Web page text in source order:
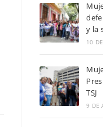
y la
10
TSJ
9 DE